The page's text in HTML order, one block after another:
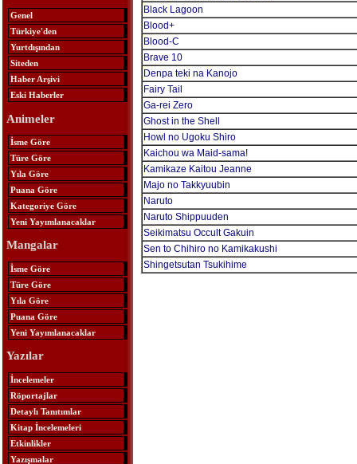
Genel
Türkiye'den
Yurtdışından
Siteden
Haber Arşivi
Eski Haberler
Animeler
İsme Göre
Türe Göre
Yıla Göre
Puana Göre
Kategoriye Göre
Yeni Yayımlanacaklar
Mangalar
İsme Göre
Türe Göre
Yıla Göre
Puana Göre
Yeni Yayımlanacaklar
Yazılar
İncelemeler
Röportajlar
Detaylı Tanıtımlar
Kitap İncelemeleri
Etkinlikler
Yazışmalar
Black Lagoon
Blood+
Blood-C
Brave 10
Denpa teki na Kanojo
Fairy Tail
Ga-rei Zero
Ghost in the Shell
Howl no Ugoku Shiro
Kaichou wa Maid-sama!
Kamikaze Kaitou Jeanne
Majo no Takkyuubin
Naruto
Naruto Shippuuden
Seikimatsu Occult Gakuin
Sen to Chihiro no Kamikakushi
Shingetsutan Tsukihime